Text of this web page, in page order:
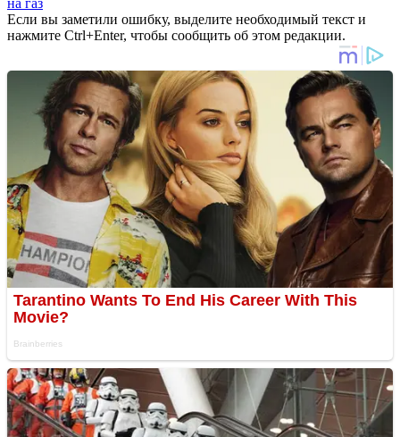
Если вы заметили ошибку, выделите необходимый текст и
нажмите Ctrl+Enter, чтобы сообщить об этом редакции.